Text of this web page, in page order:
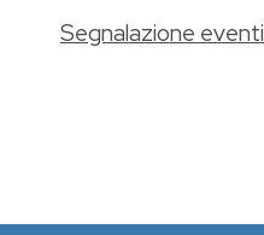
Segnalazione eventi